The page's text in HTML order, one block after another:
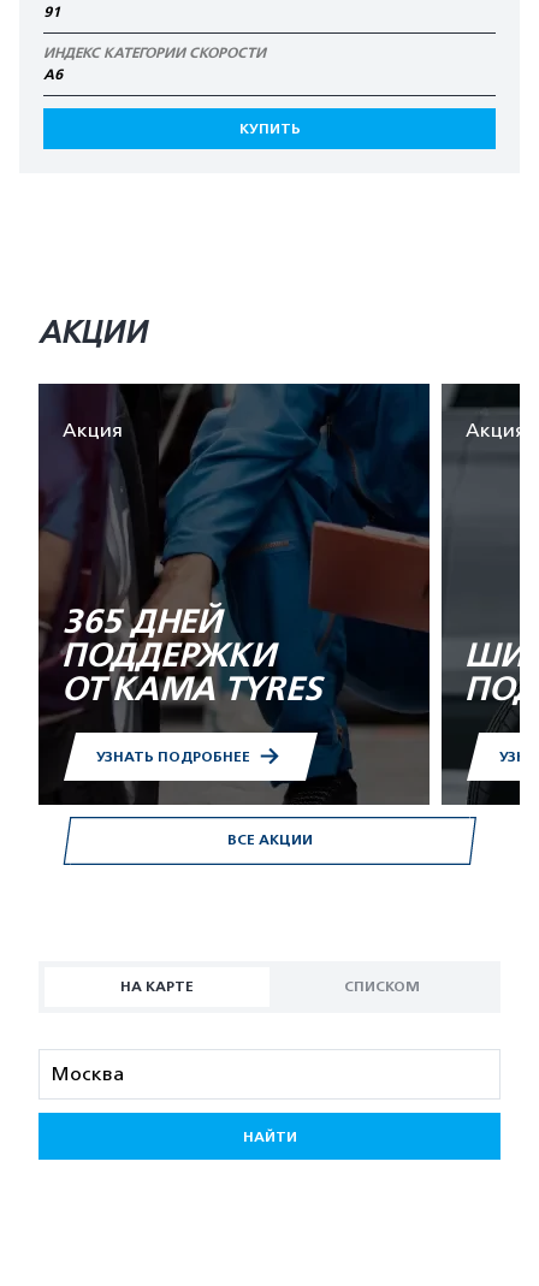
91
ИНДЕКС КАТЕГОРИИ СКОРОСТИ
А6
КУПИТЬ
ВСЕ АКЦИИ
АКЦИИ
Акция
365 ДНЕЙ
ПОДДЕРЖКИ
ОТ KAMA TYRES
УЗНАТЬ ПОДРОБНЕЕ
Акция
НА КАРТЕ СПИСКОМ
НАЙТИ